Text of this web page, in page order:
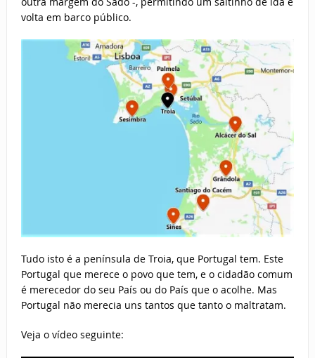
volta em barco público.
Tudo isto é a península de Troia, que Portugal tem. Este
Portugal que merece o povo que tem, e o cidadão comum
é merecedor do seu País ou do País que o acolhe. Mas
Portugal não merecia uns tantos que tanto o maltratam.
Veja o vídeo seguinte: